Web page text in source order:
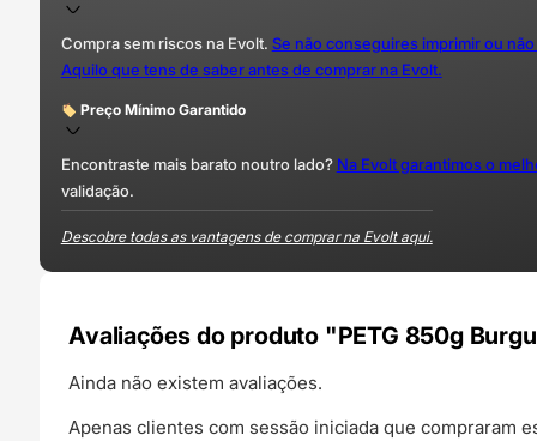
Compra sem riscos na Evolt. Se não conseguires imprimir ou
Aquilo que tens de saber antes de comprar na Evolt.
Preço Mínimo Garantido
Encontraste mais barato noutro lado? Na Evolt garantimos o
validação.
Descobre todas as vantagens de comprar na Evolt aqui.
Avaliações do produto "PETG 850g
Ainda não existem avaliações.
Apenas clientes com sessão iniciada que compraram